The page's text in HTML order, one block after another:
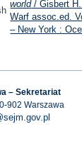
world/ Gisbert
Warf assoc.ed.
– New York :
– Sekretariat
902 Warszawa